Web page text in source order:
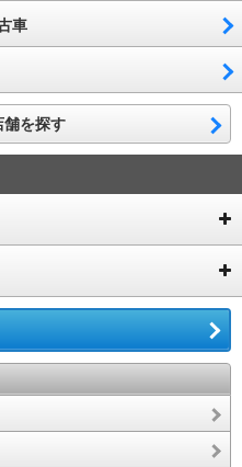
車
舗を探す